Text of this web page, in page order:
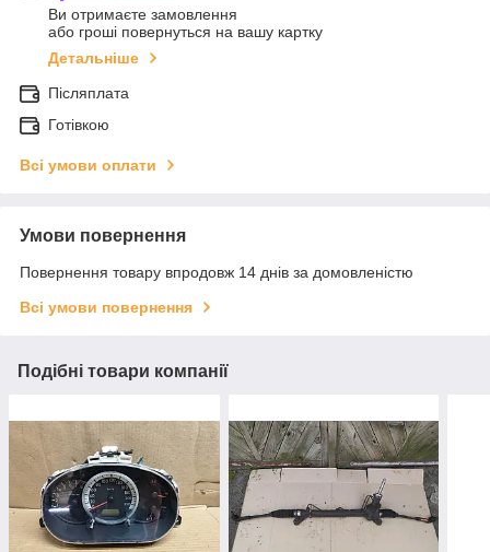
Ви отримаєте замовлення
або гроші повернуться на вашу картку
Детальніше
Післяплата
Готівкою
Всі умови оплати
Умови повернення
Повернення товару впродовж 14 днів за домовленістю
Всі умови повернення
Подібні товари компанії